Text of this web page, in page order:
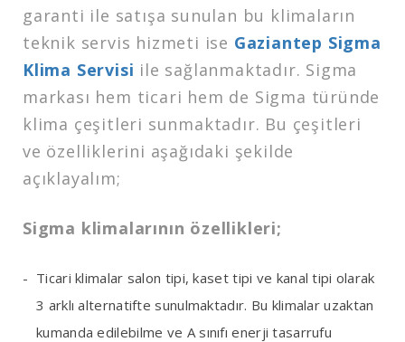
garanti ile satışa sunulan bu klimaların
teknik servis hizmeti ise Gaziantep Sigma
Klima Servisi ile sağlanmaktadır. Sigma
markası hem ticari hem de Sigma türünde
klima çeşitleri sunmaktadır. Bu çeşitleri
ve özelliklerini aşağıdaki şekilde
açıklayalım;
Sigma klimalarının özellikleri;
Ticari klimalar salon tipi, kaset tipi ve kanal tipi olarak
3 arklı alternatifte sunulmaktadır. Bu klimalar uzaktan
kumanda edilebilme ve A sınıfı enerji tasarrufu